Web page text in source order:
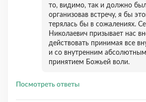
то, видимо, так и должно
организовав встречу, я бы
терялась бы в сожалениях.
Николаевич призывает нас
действовать принимая все
и со внутренним
принятием Божьей воли.
Посмотреть ответы